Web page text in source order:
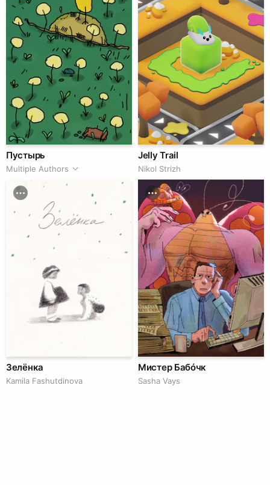
Пустырь
Multiple Authors
Jelly Trail
Nikol Strizh
Зелёнка
Kamila Fashutdinova
Мистер Бабóчк
Sasha Vays